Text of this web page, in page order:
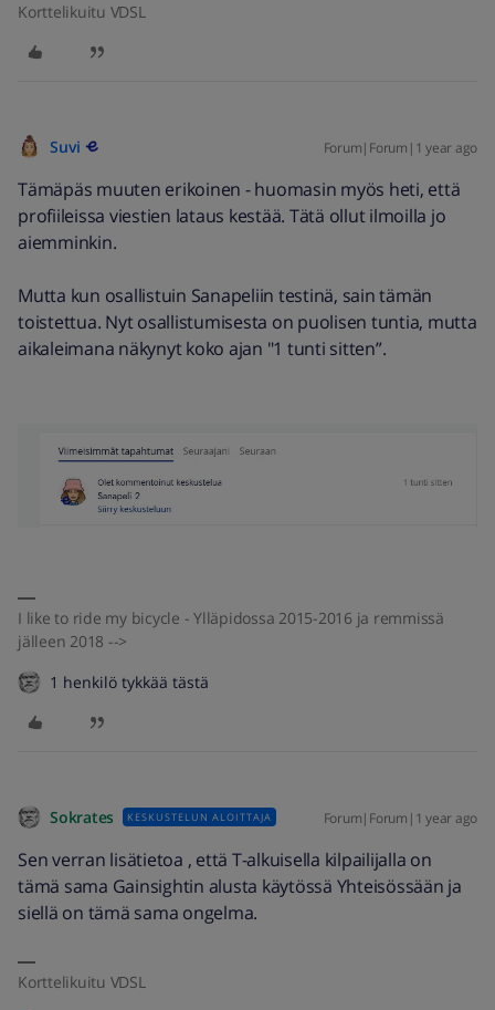
Korttelikuitu VDSL
Suvi Forum|Forum|1 year ago
Tämäpäs muuten erikoinen - huomasin myös heti, että
profiileissa viestien lataus kestää. Tätä ollut ilmoilla jo
aiemminkin.
Mutta kun osallistuin Sanapeliin testinä, sain tämän
toistettua. Nyt osallistumisesta on puolisen tuntia, mutta
aikaleimana näkynyt koko ajan "1 tunti sitten”.
I like to ride my bicycle - Ylläpidossa 2015-2016 ja remmissä
jälleen 2018 -->
1 henkilö tykkää tästä
Sokrates KESKUSTELUN ALOITTAJA Forum|Forum|1 year ago
Sen verran lisätietoa , että T-alkuisella kilpailijalla on
tämä sama Gainsightin alusta käytössä Yhteisössään ja
siellä on tämä sama ongelma.
Korttelikuitu VDSL